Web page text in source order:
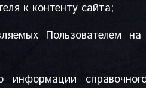
к контенту сайта;
Пользователем на
информации